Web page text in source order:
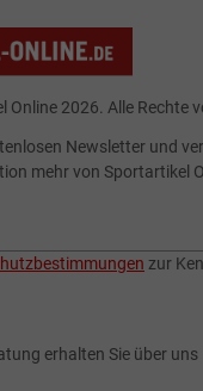
2026. Alle Rechte
Newsletter und
mehr von Sportartikel
zur
erhalten Sie über uns